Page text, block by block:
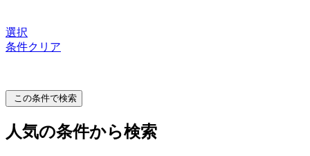
選択
条件クリア
この条件で検索
人気の条件から検索